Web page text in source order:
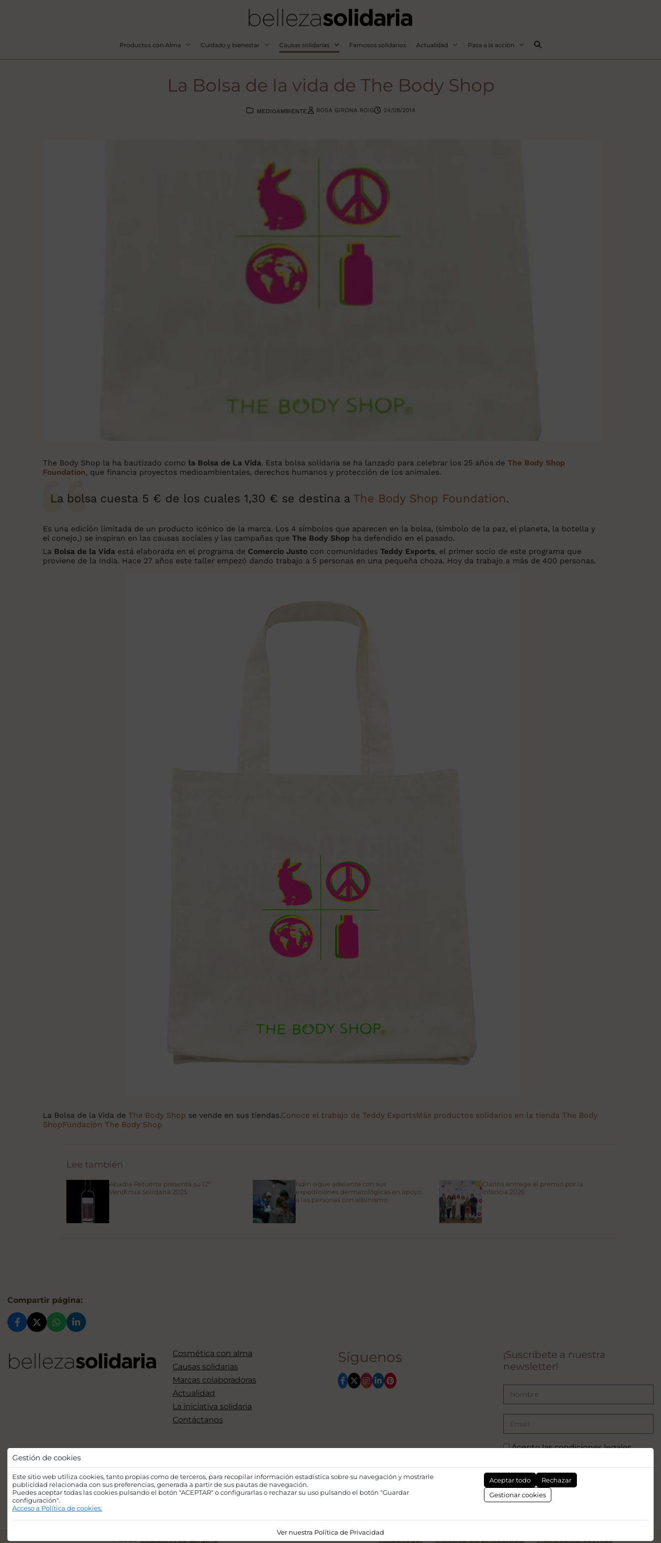
Productos con Alma Cuidado y bienestar Causas solidarias Famosos solidarios Actualidad Pasa a la acción Buscar...
La Bolsa de la vida de The Body Shop
MEDIOAMBIENTE ROSA GIRONA ROIG 24/09/2014
The Body Shop la ha bautizado como la Bolsa de La Vida. Esta bolsa solidaria se ha lanzado para celebrar los 25 años de The Body Shop
Foundation, que financia proyectos medioambientales, derechos humanos y protección de los animales.
La bolsa cuesta 5 € de los cuales 1,30 € se destina a The Body Shop Foundation.
Es una edición limitada de un producto icónico de la marca. Los 4 símbolos que aparecen en la bolsa, (símbolo de la paz, el planeta, la botella y
el conejo,) se inspiran en las causas sociales y las campañas que The Body Shop ha defendido en el pasado.
La Bolsa de la Vida está elaborada en el programa de Comercio Justo con comunidades Teddy Exports, el primer socio de este programa que
proviene de la India. Hace 27 años este taller empezó dando trabajo a 5 personas en una pequeña choza. Hoy da trabajo a más de 400 personas.
La Bolsa de la Vida de The Body Shop se vende en sus tiendas.Conoce el trabajo de Teddy ExportsMás productos solidarios en la tienda The Body
ShopFundación The Body Shop
Lee también
Abadía Retuerta presenta su 12ª
Vendimia Solidaria 2025
Isdin sigue adelante con sus
expediciones dermatológicas en apoyo
a las personas con albinismo
Clarins entrega el premio por la
Infancia 2026
Gestión de cookies
Este sitio web utiliza cookies, tanto propias como de terceros, para recopilar información estadística sobre su navegación y mostrarle
publicidad relacionada con sus preferencias, generada a partir de sus pautas de navegación.
Puedes aceptar todas las cookies pulsando el botón "ACEPTAR" o configurarlas o rechazar su uso pulsando el botón "Guardar
configuración".
Acceso a Política de cookies.
Aceptar todo
Rechazar
Gestionar cookies
Ver nuestra Política de Privacidad
Compartir página:
Cosmética con alma
Causas solidarias
Marcas colaboradoras
Actualidad
La iniciativa solidaria
Contáctanos
Síguenos
¡Suscríbete a nuestra
newsletter!
Acepto las condiciones legales
SUSCRIBIRSE
Financiado por la Unión Europea - NextGenerationEU. Sin embargo, los puntos de vista y las
opiniones expresadas son únicamente los del autor o autores y no reflejan necesariamente los de
consideradas responsables de las mismas.
© 2026 Iridian Web Engine Aviso legal Política de privacidad Politica de cookies